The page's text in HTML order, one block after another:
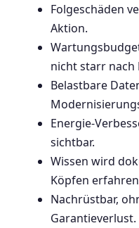
Folgeschäden
Aktion.
nicht starr nach
Belastbare
Energie-
sichtbar.
Wissen wird
Köpfen
Nachrüstbar,
Garantieverlust.